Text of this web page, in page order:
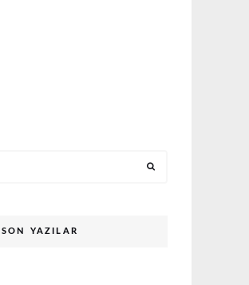
SON YAZILAR